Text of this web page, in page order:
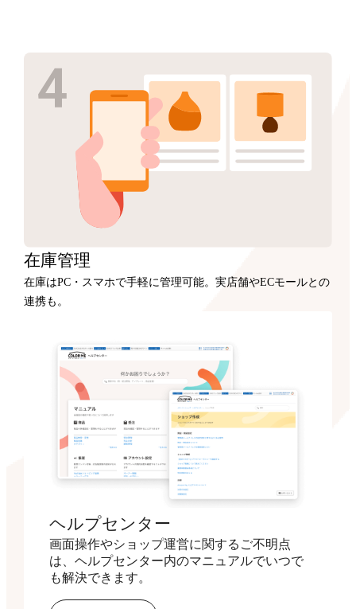
在庫管理
在庫はPC・スマホで手軽に管理可能。実店舗やECモールとの
連携も。
ヘルプセンター
画面操作やショップ運営に関するご不明点
は、ヘルプセンター内のマニュアルでいつで
も解決できます。